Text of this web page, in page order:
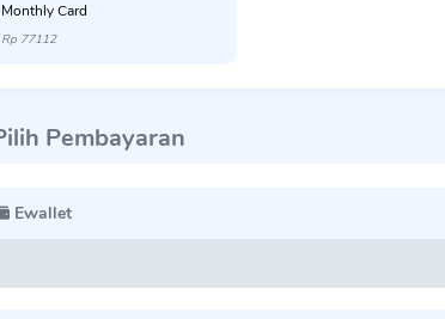
Monthly Card
Rp 77112
Pembayaran
Ewallet